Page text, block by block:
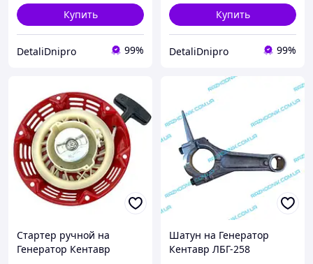
Купить
DetaliDnipro 99%
Купить
DetaliDnipro 99%
Стартер ручной на
Генератор Кентавр
Шатун на Генератор
Кентавр ЛБГ-258